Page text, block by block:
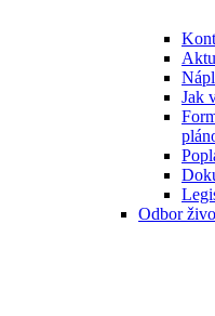
Jak
Odbor